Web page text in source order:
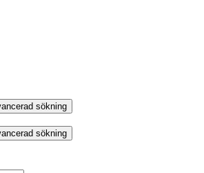
sökning
sökning